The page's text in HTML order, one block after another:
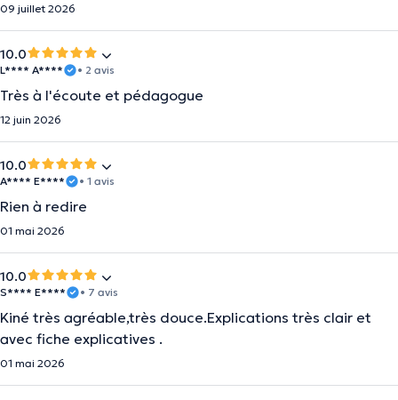
09 juillet 2026
10.0
L**** A**** • 2 avis
Très à l'écoute et pédagogue
12 juin 2026
10.0
A**** E**** • 1 avis
Rien à redire
01 mai 2026
10.0
S**** E**** • 7 avis
Kiné très agréable,très douce.Explications très clair et
avec fiche explicatives .
01 mai 2026